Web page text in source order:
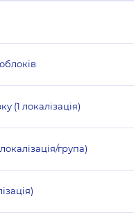
(1 локалізація)
група)